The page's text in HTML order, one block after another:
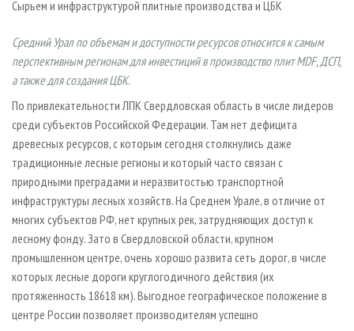
СУШКА ДРЕВЕСИНЫ
ПРОИЗВОДСТВО ДРЕВЕСНЫХ ПЛИТ
ДЕРЕВЯННОЕ ДОМОСТРОЕНИЕ
ПРОИЗВОДСТВО МЕБЕЛИ
БИОЭНЕРГЕТИКА
ЦБП
ИНСТРУМЕНТ И МАТЕРИАЛЫ
ПЕРСОНЫ
МОБИЛЬНЫЕ ВЫСТАВКИ
ОФИЦИАЛЬНЫЕ ДЕЛЕГАЦИИ
ПРИОРИТЕТНЫЕ ИНВЕСТПРОЕКТЫ
RUSSIAN FORESTRY REVIEW
ГАЗЕТА ЛЕСПРОМФОРУМ
БИБЛИОТЕКА СПЕЦИАЛИСТА
КОНТАКТЫ
РЕКЛАМА
РЕКЛАМА НА САЙТЕ
Сырьем и инфраструктурой плитные производства и ЦБК
Средний Урал по объемам и доступности ресурсов относится к самым
перспективным регионам для инвестиций в производство плит MDF, ДСП,
а также для создания ЦБК.
По привлекательности ЛПК Свердловская область в числе лидеров
среди субъектов Российской Федерации. Там нет дефицита
древесных ресурсов, с которым сегодня столкнулись даже
традиционные лесные регионы и который часто связан с
природными преградами и неразвитостью транспортной
инфраструктуры лесных хозяйств. На Среднем Урале, в отличие от
многих субъектов РФ, нет крупных рек, затрудняющих доступ к
лесному фонду. Зато в Свердловской области, крупном
промышленном центре, очень хорошо развита сеть дорог, в числе
которых лесные дороги круглогодичного действия (их
протяженность 18618 км). Выгодное географическое положение в
центре России позволяет производителям успешно